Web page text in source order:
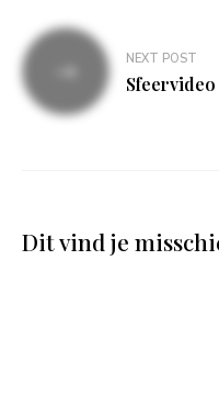
NEXT POST
Dit vind je